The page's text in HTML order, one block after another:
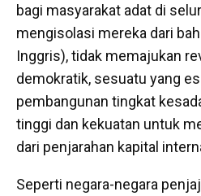
bagi masyarakat adat di
mengisolasi mereka dari
Inggris), tidak memajukan
demokratik, sesuatu yang
pembangunan tingkat
tinggi dan kekuatan untuk
dari penjarahan kapital
Seperti negara-negara